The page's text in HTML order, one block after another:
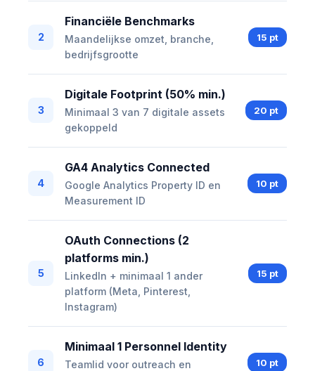
2
Financiële Benchmarks
Maandelijkse omzet, branche,
bedrijfsgrootte
15 pt
3
Digitale Footprint (50% min.)
Minimaal 3 van 7 digitale assets
gekoppeld
20 pt
4
GA4 Analytics Connected
Google Analytics Property ID en
Measurement ID
10 pt
5
OAuth Connections (2
platforms min.)
LinkedIn + minimaal 1 ander
platform (Meta, Pinterest,
Instagram)
15 pt
6
Minimaal 1 Personnel Identity
Teamlid voor outreach en
10 pt